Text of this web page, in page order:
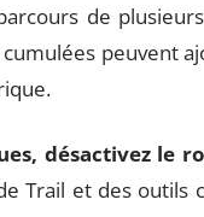
de
peuvent
désactivez le
Trail et des outils